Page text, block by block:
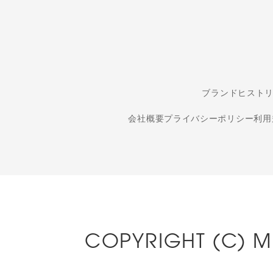
ブランド ヒスト
会社概要プライバシーポリシー利
COPYRIGHT (C)